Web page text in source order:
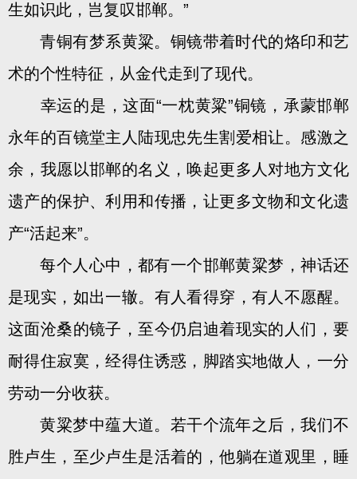
生如识此，岂复叹邯郸。”
青铜有梦系黄粱。铜镜带着时代的烙印和艺
术的个性特征，从金代走到了现代。
幸运的是，这面“一枕黄粱”铜镜，承蒙邯郸
永年的百镜堂主人陆现忠先生割爱相让。感激之
余，我愿以邯郸的名义，唤起更多人对地方文化
遗产的保护、利用和传播，让更多文物和文化遗
产“活起来”。
每个人心中，都有一个邯郸黄粱梦，神话还
是现实，如出一辙。有人看得穿，有人不愿醒。
这面沧桑的镜子，至今仍启迪着现实的人们，要
耐得住寂寞，经得住诱惑，脚踏实地做人，一分
劳动一分收获。
黄粱梦中蕴大道。若干个流年之后，我们不
胜卢生，至少卢生是活着的，他躺在道观里，睡